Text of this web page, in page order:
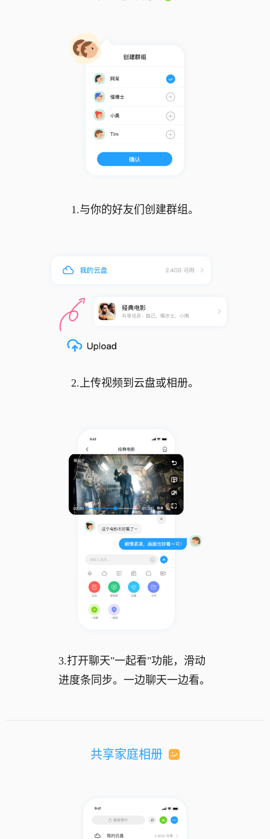
1.与你的好友们创建群组。
2.上传视频到云盘或相册。
3.打开聊天"一起看"功能，滑动
进度条同步。一边聊天一边看。
共享家庭相册